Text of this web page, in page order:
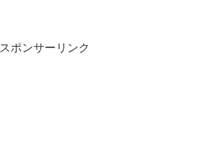
スポンサーリンク